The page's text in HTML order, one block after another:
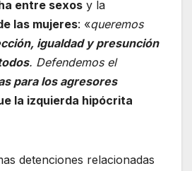
entre sexos y la
las mujeres: «queremos
igualdad y presunción
. Defendemos el
para los agresores
la izquierda hipócrita
detenciones relacionadas